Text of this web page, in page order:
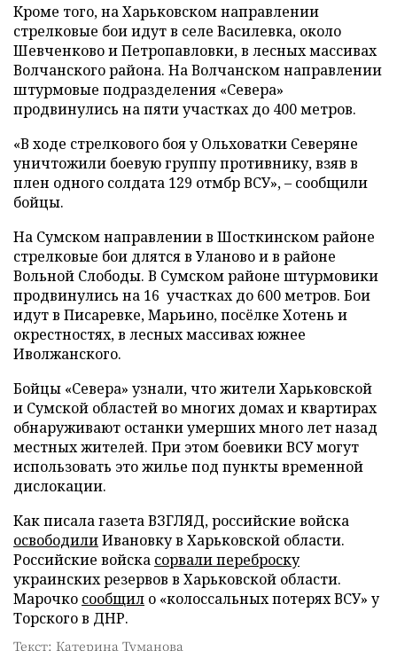
Кроме того, на Харьковском направлении
стрелковые бои идут в селе Василевка, около
Шевченково и Петропавловки, в лесных массивах
Волчанского района. На Волчанском направлении
штурмовые подразделения «Севера»
продвинулись на пяти участках до 400 метров.
«В ходе стрелкового боя у Ольховатки Северяне
уничтожили боевую группу противнику, взяв в
плен одного солдата 129 отмбр ВСУ», – сообщили
бойцы.
На Сумском направлении в Шосткинском районе
стрелковые бои длятся в Уланово и в районе
Вольной Слободы. В Сумском районе штурмовики
продвинулись на 16 участках до 600 метров. Бои
идут в Писаревке, Марьино, посёлке Хотень и
окрестностях, в лесных массивах южнее
Иволжанского.
Бойцы «Севера» узнали, что жители Харьковской
и Сумской областей во многих домах и квартирах
обнаруживают останки умерших много лет назад
местных жителей. При этом боевики ВСУ могут
использовать это жилье под пункты временной
дислокации.
Как писала газета ВЗГЛЯД, российские войска
освободилиИвановку в Харьковской области.
Российские войска сорвали переброску
украинских резервов в Харьковской области.
Марочко сообщил о «колоссальных потерях ВСУ» у
Торского в ДНР.
Текст: Катерина Туманова